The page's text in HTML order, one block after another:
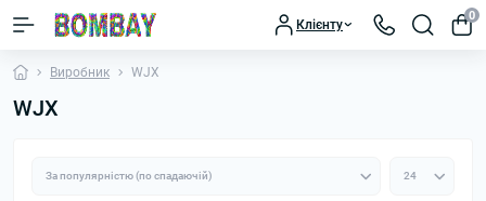
Клієнту
0
Виробник WJX
WJX